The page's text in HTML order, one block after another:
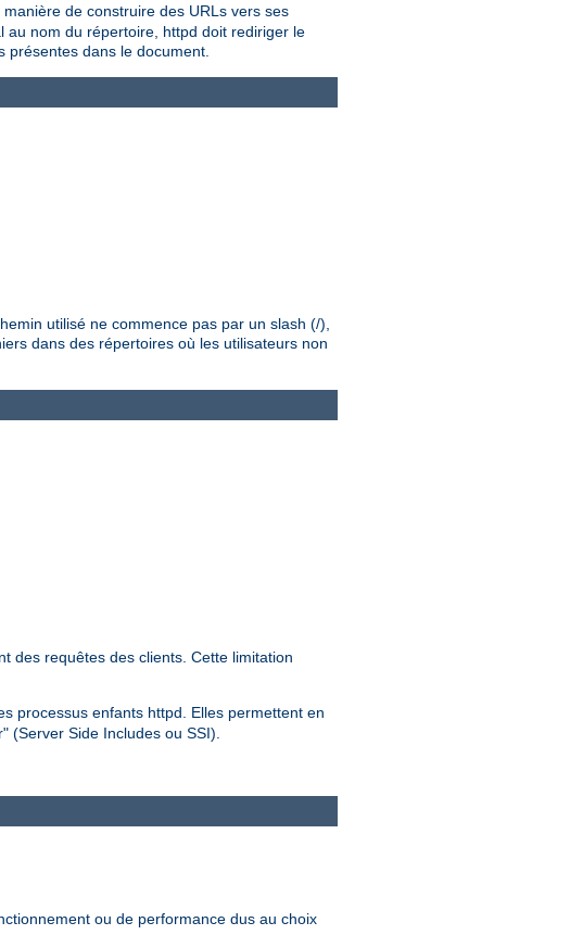
de construire des URLs vers ses
au nom du répertoire, httpd doit rediriger le
dans le document.
utilisé ne commence pas par un slash (/),
dans des répertoires où les utilisateurs non
des requêtes des clients. Cette limitation
processus enfants httpd. Elles permettent en
(Server Side Includes ou SSI).
ou de performance dus au choix